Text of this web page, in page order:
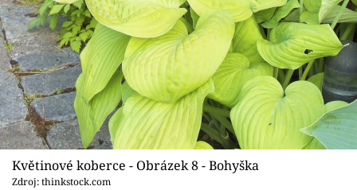
Květinové koberce - Obrázek 8 - Bohyška
Zdroj: thinkstock.com